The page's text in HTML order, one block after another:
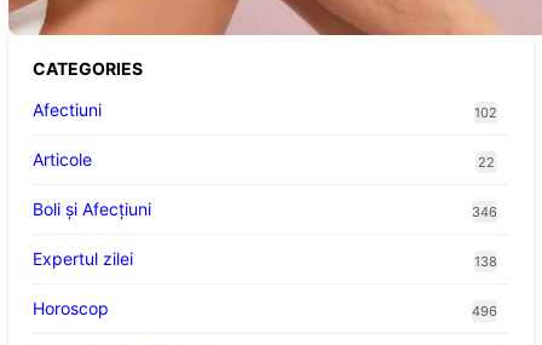
CATEGORIES
Afectiuni
102
Articole 22
Boli și Afecțiuni 346
Expertul zilei 138
Horoscop 496